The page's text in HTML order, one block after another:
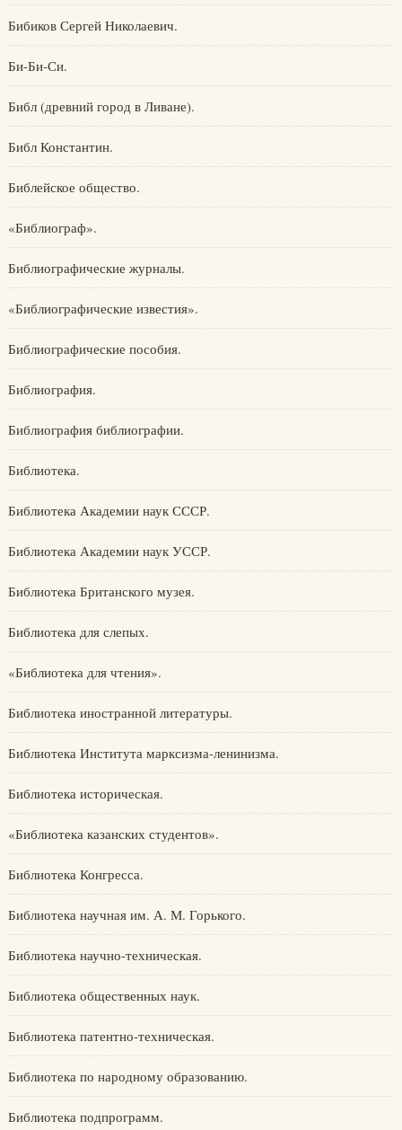
Бибиков Сергей Николаевич.
Би-Би-Си.
Библ (древний город в Ливане).
Библ Константин.
Библейское общество.
«Библиограф».
Библиографические журналы.
«Библиографические известия».
Библиографические пособия.
Библиография.
Библиография библиографии.
Библиотека.
Библиотека Академии наук СССР.
Библиотека Академии наук УССР.
Библиотека Британского музея.
Библиотека для слепых.
«Библиотека для чтения».
Библиотека иностранной литературы.
Библиотека Института марксизма-ленинизма.
Библиотека историческая.
«Библиотека казанских студентов».
Библиотека Конгресса.
Библиотека научная им. А. М. Горького.
Библиотека научно-техническая.
Библиотека общественных наук.
Библиотека патентно-техническая.
Библиотека по народному образованию.
Библиотека подпрограмм.